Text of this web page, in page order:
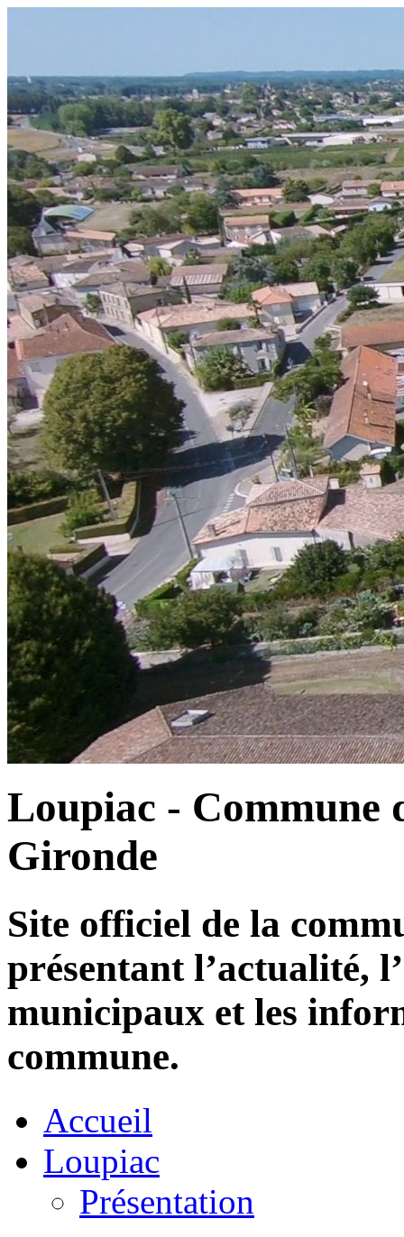
Loupiac - Commune
Gironde
Site officiel de la
présentant l’actualité,
municipaux et les
commune.
Accueil
Loupiac
Présentation